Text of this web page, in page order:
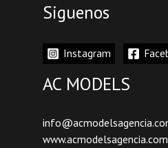
Siguenos
Instagram
AC MODELS
www.acmodelsagencia.com